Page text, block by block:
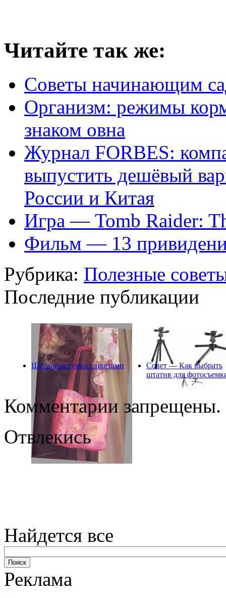
Читайте так же:
Советы начинающим
Организм: режимы
знаком овна
Журнал FORBES:
выпустить дешёвый
России и Китая
Игра — Tomb Raider:
Фильм — 13
Рубрика: Полезные
Последние публикации
Шелковая сумка с цветами
Совет — Как выбрать
штатив для
Комментарии запрещены.
Отвлекись
Найдется все
Реклама